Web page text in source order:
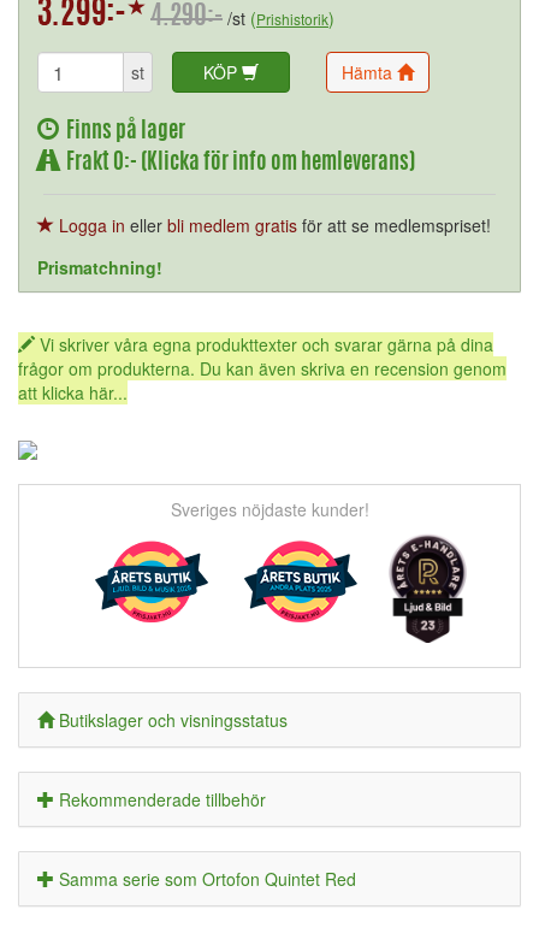
4.290:- /st (Prishistorik)
st KÖP Hämta
Finns på lager
Frakt 0:- (Klicka för info om hemleverans)
Logga in eller bli medlem gratis för att se medlemspriset!
Prismatchning!
Vi skriver våra egna produkttexter och svarar gärna på dina
frågor om produkterna. Du kan även skriva en recension genom
att klicka här...
Sveriges nöjdaste kunder!
Butikslager och visningsstatus
Rekommenderade tillbehör
Samma serie som Ortofon Quintet Red